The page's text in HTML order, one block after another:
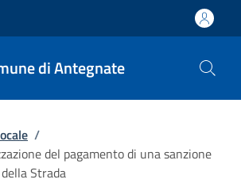
di Antegnate
/
del pagamento di una sanzione
Strada